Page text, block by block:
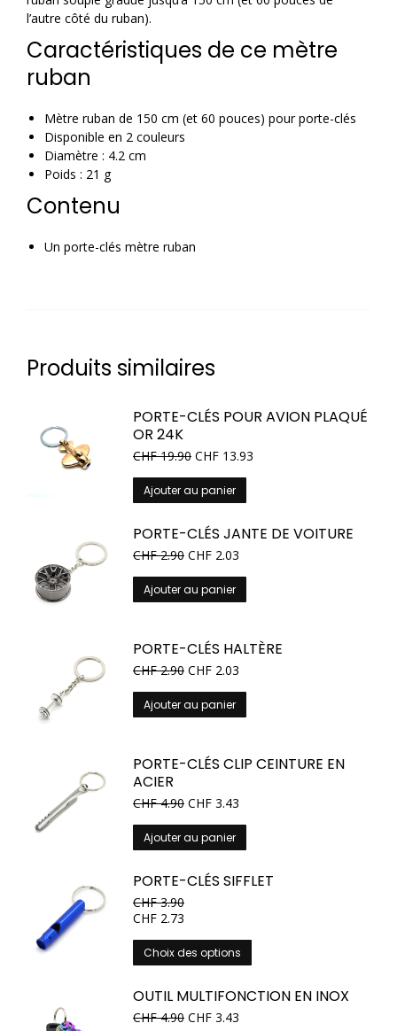
l’autre côté du ruban).
Caractéristiques de ce mètre
ruban
Mètre ruban de 150 cm (et 60 pouces) pour porte-clés
Disponible en 2 couleurs
Diamètre : 4.2 cm
Poids : 21 g
Contenu
Un porte-clés mètre ruban
Produits similaires
PORTE-CLÉS POUR AVION PLAQUÉ
OR 24K
CHF19.90 CHF 13.93
Ajouter au panier
PORTE-CLÉS JANTE DE VOITURE
CHF2.90 CHF 2.03
Ajouter au panier
PORTE-CLÉS HALTÈRE
CHF2.90 CHF 2.03
Ajouter au panier
PORTE-CLÉS CLIP CEINTURE EN
ACIER
CHF4.90 CHF 3.43
Ajouter au panier
PORTE-CLÉS SIFFLET
CHF3.90
CHF 2.73
Choix des options
produit
plusieurs
OUTIL MULTIFONCTION EN INOX
CHF4.90 CHF 3.43